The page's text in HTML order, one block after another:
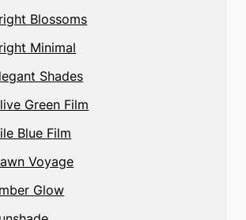
Blossoms
Minimal
Shades
Green Film
Blue Film
Voyage
Glow